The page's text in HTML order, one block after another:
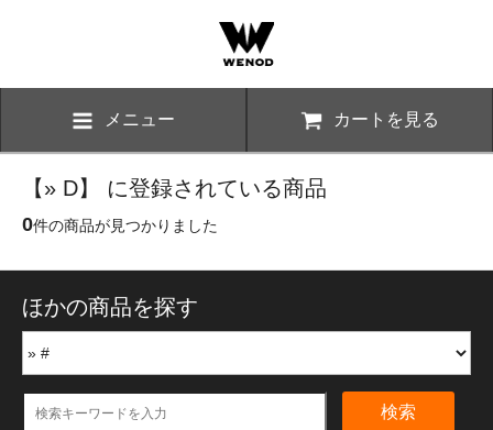
メニュー カートを見る
【» D】 に登録されている商品
0件の商品が見つかりました
ほかの商品を探す
検索